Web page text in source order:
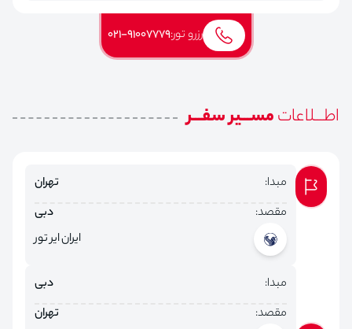
رزرو تور:021-91007779
اطـــلاعاتمســـیر سفـــر
مبدا:
تهران
مقصد:
دبی
ایران ایر تور
مبدا:
دبی
مقصد:
تهران